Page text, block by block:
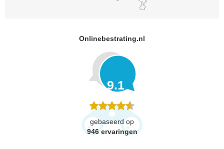
Onlinebestrating.nl
9.1
gebaseerd op
946 ervaringen